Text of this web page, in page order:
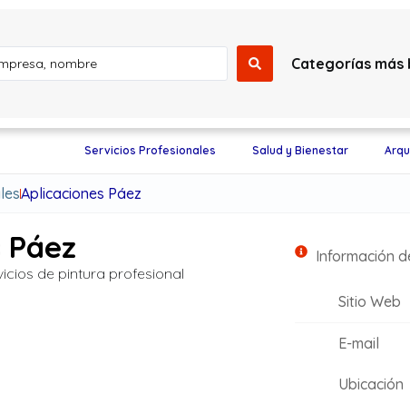
Categorías más
Servicios Profesionales Salud y Bienestar
Aplicaciones Páez
de pintura profesional
Información
Sitio Web
E-mail
Ubicación